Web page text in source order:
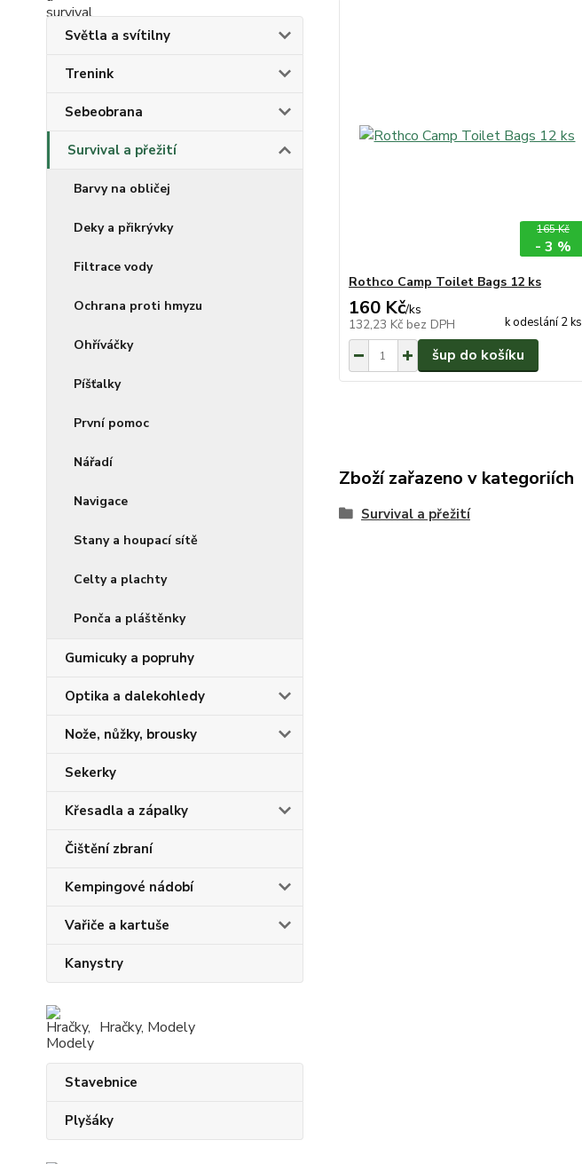
Světla a svítilny
Trenink
Sebeobrana
Survival a přežití
Barvy na obličej
Deky a přikrývky
Filtrace vody
Ochrana proti hmyzu
Ohříváčky
Píšťalky
První pomoc
Nářadí
Navigace
Stany a houpací sítě
Celty a plachty
Ponča a pláštěnky
Gumicuky a popruhy
Optika a dalekohledy
Nože, nůžky, brousky
Sekerky
Křesadla a zápalky
Čištění zbraní
Kempingové nádobí
Vařiče a kartuše
Kanystry
Hračky, Modely
Stavebnice
Plyšáky
165 Kč
- 3 %
Rothco Camp Toilet Bags 12 ks
160 Kč/ks
132,23 Kč bez DPH k odeslání 2 ks
šup do košíku
Zboží zařazeno v kategoriích
Survival a přežití